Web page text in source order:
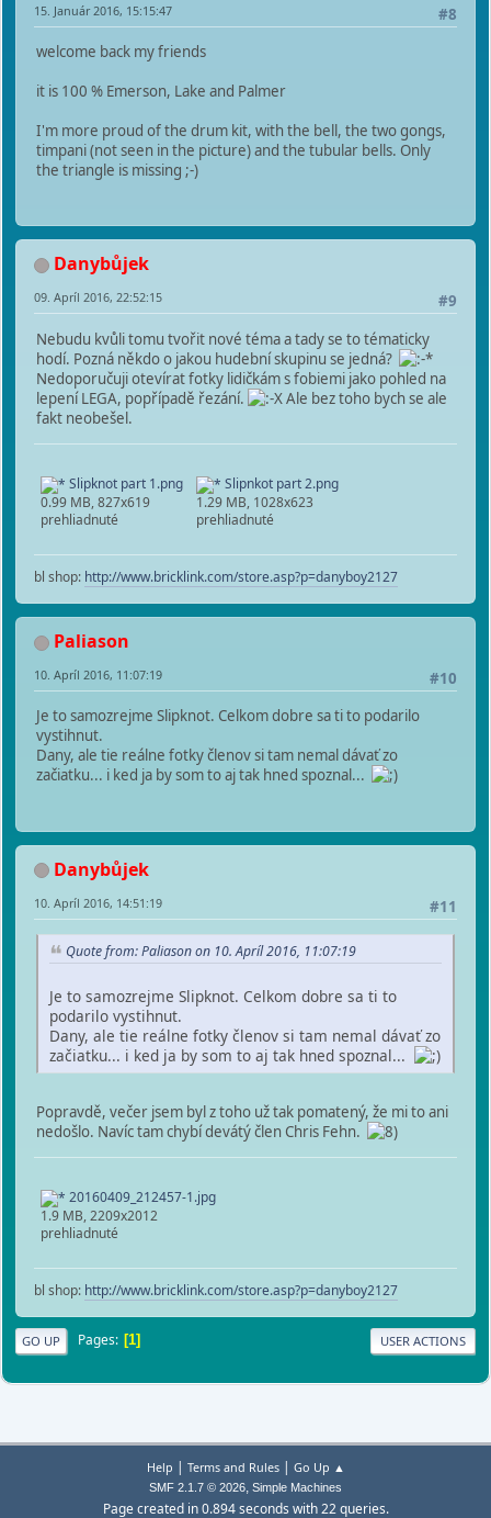
#8
15. Január 2016, 15:15:47
welcome back my friends
it is 100 % Emerson, Lake and Palmer
I'm more proud of the drum kit, with the bell, the two gongs,
timpani (not seen in the picture) and the tubular bells. Only
the triangle is missing ;-)
Danybůjek
#9
09. Apríl 2016, 22:52:15
Nebudu kvůli tomu tvořit nové téma a tady se to tématicky
hodí. Pozná někdo o jakou hudební skupinu se jedná?
Nedoporučuji otevírat fotky lidičkám s fobiemi jako pohled na
lepení LEGA, popřípadě řezání.
Ale bez toho bych se ale
fakt neobešel.
Slipknot part 1.png
0.99 MB, 827x619
prehliadnuté
Slipnkot part 2.png
1.29 MB, 1028x623
prehliadnuté
bl shop: http://www.bricklink.com/store.asp?p=danyboy2127
Paliason
#10
10. Apríl 2016, 11:07:19
Je to samozrejme Slipknot. Celkom dobre sa ti to podarilo
vystihnut.
Dany, ale tie reálne fotky členov si tam nemal dávať zo
začiatku... i ked ja by som to aj tak hned spoznal...
Danybůjek
#11
10. Apríl 2016, 14:51:19
Quote from: Paliason on 10. Apríl 2016, 11:07:19
Je to samozrejme Slipknot. Celkom dobre sa ti to
podarilo vystihnut.
Dany, ale tie reálne fotky členov si tam nemal dávať zo
začiatku... i ked ja by som to aj tak hned spoznal...
Popravdě, večer jsem byl z toho už tak pomatený, že mi to ani
nedošlo. Navíc tam chybí devátý člen Chris Fehn.
20160409_212457-1.jpg
1.9 MB, 2209x2012
prehliadnuté
bl shop: http://www.bricklink.com/store.asp?p=danyboy2127
GO UP Pages 1 USER ACTIONS
Help | Terms and Rules| Go Up ▲
SMF 2.1.7 © 2026, Simple Machines
Page created in 0.894 seconds with 22 queries.